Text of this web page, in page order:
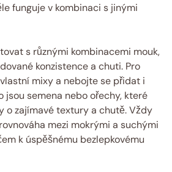
funguje v kombinaci s jinými
s různými kombinacemi mouk,
konzistence a chuti. Pro
mixy a nebojte se přidat i
jsou semena nebo ořechy, které
o zajímavé textury a chutě. Vždy
mezi mokrými a suchými
k úspěšnému bezlepkovému